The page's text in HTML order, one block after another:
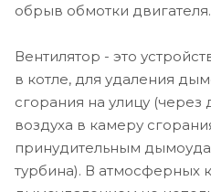
обрыв обмотки двигателя.
Вентилятор - это
в котле, для удаления
сгорания на улицу
воздуха в камеру
принудительным
турбина). В атмосферных